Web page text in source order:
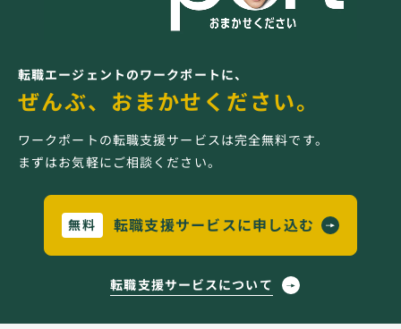
転職エージェントのワークポートに、
ぜんぶ、おまかせください。
ワークポートの転職支援サービスは完全無料です。
まずはお気軽にご相談ください。
無料 転職支援サービスに申し込む
転職支援サービスについて